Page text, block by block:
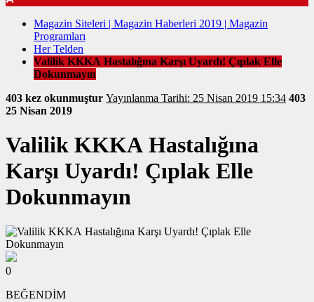
Magazin Siteleri | Magazin Haberleri 2019 | Magazin
Programları
Her Telden
Valilik KKKA Hastalığına Karşı Uyardı! Çıplak Elle
Dokunmayın
403 kez okunmuştur
Yayınlanma Tarihi: 25 Nisan 2019 15:34 403
25 Nisan 2019
Valilik KKKA Hastalığına
Karşı Uyardı! Çıplak Elle
Dokunmayın
0
BEĞENDİM